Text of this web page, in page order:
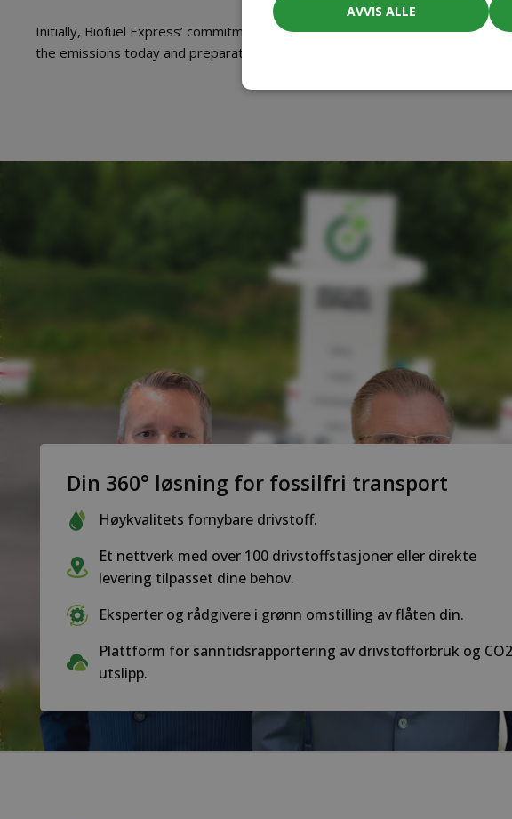
Initially, Biofuel Express’ commitment is approved, and the next step in the
the emissions today and preparation of a detailed plan to achieve the
Din 360° løsning for fossilfri transport
Høykvalitets fornybare drivstoff.
Et nettverk med over 100 drivstoffstasjoner eller direkte
levering tilpasset dine behov.
Eksperter og rådgivere i grønn omstilling av flåten din.
Plattform for sanntidsrapportering av drivstofforbruk og
utslipp.
AVVIS ALLE